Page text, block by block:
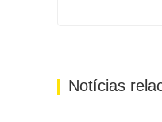
Notícias